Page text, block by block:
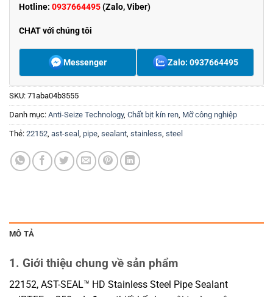
Hotline: 0937664495(Zalo, Viber)
CHAT với chúng tôi
Messenger Zalo: 0937664495
SKU: 71aba04b3555
Danh mục: Anti-Seize Technology, Chất bịt kín ren, Mỡ công nghiệp
Thẻ: 22152, ast-seal , pipe, sealant, stainless, steel
MÔ TẢ
1. Giới thiệu chung về sản phẩm
22152, AST-SEAL™ HD Stainless Steel Pipe Sealant